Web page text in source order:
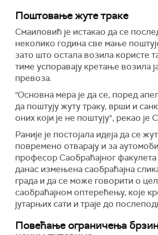
Поштовање жуте траке
Смаиловић је истакао да се
неколико година све мање
зато што остала возила користе
тиме успоравају кретање возила
превоза.
"Основна мера је да се, поред
да поштују жуту траку, врши и
оних који је не поштују", рекао је
Раније је постојала идеја да се
повремено отварају и за
професор Саобраћајног факулета
данас измењена саобраћајна
града и да се може говорити о
саобраћајном оптерећењу, које
јутарњих сати и траје до
Повећање ограничења